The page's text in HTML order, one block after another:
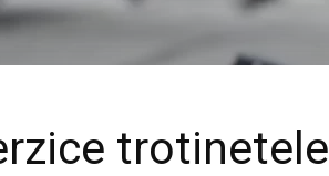
trotinetele